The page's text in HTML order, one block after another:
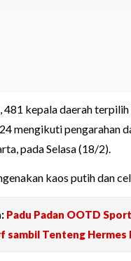
481 kepala daerah terpilih
mengikuti pengarahan
pada Selasa (18/2).
kaos putih dan
Padu Padan OOTD
sambil Tenteng Hermes